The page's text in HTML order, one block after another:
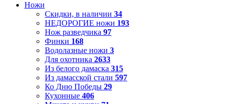
Ножи
Скидки, в наличии 34
НЕДОРОГИЕ ножи 193
Нож разведчика 97
Финки 168
Водолазные ножи 3
Для охотника 2633
Из белого дамаска 315
Из дамасской стали 597
Ко Дню Победы 29
Кухонные 406